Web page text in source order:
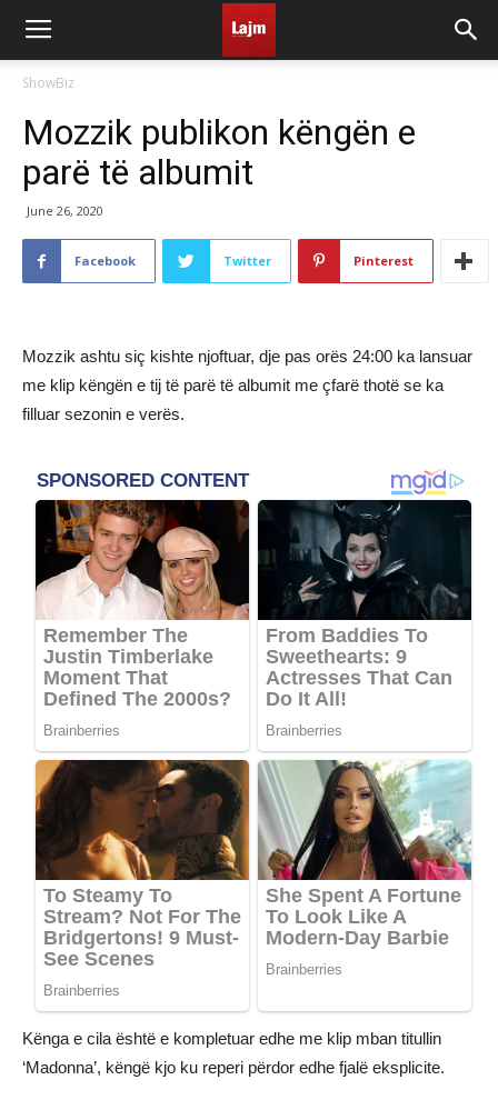
ShowBiz
Mozzik publikon këngën e
parë të albumit
June 26, 2020
Facebook Twitter Pinterest
Mozzik ashtu siç kishte njoftuar, dje pas orës 24:00 ka lansuar
me klip këngën e tij të parë të albumit me çfarë thotë se ka
filluar sezonin e verës.
Kënga e cila është e kompletuar edhe me klip mban titullin
‘Madonna’, këngë kjo ku reperi përdor edhe fjalë eksplicite.